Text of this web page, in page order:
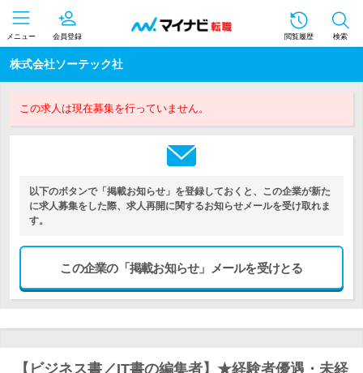
メニュー 会員登録 閲覧履歴 検索
株式会社ソーテック社
この求人は現在募集を行っていません。
以下のボタンで「掲載お知らせ」を登録しておくと、この企業が新た
に求人募集をした際、求人再開に関するお知らせメールを受け取れま
す。
この企業の「掲載お知らせ」メールを受けとる
【ビジネス書／IT書の編集者】★経験者優遇・未経